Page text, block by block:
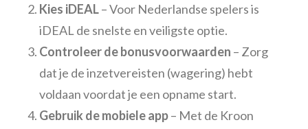
Kies iDEAL– Voor Nederlandse spelers is
iDEAL de snelste en veiligste optie.
Controleer de bonusvoorwaarden – Zorg
dat je de inzetvereisten (wagering) hebt
voldaan voordat je een opname start.
Gebruik de mobiele app– Met de Kroon